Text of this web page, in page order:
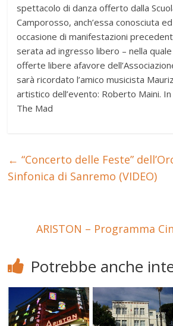
spettacolo di danza offerto dalla
Camporosso, anch’essa conosciuta
occasione di manifestazioni
serata ad ingresso libero – nella
offerte libere afavore
sarà ricordato l’amico musicista
artistico dell’evento: Roberto Maini.
The Mad
← “Concerto delle Feste”
Sinfonica di Sanremo (VIDEO)
ARISTON – Programma
Potrebbe anche